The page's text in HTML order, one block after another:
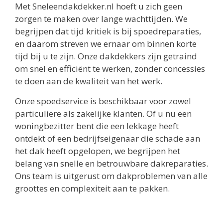
Met Sneleendakdekker.nl hoeft u zich geen
zorgen te maken over lange wachttijden. We
begrijpen dat tijd kritiek is bij spoedreparaties,
en daarom streven we ernaar om binnen korte
tijd bij u te zijn. Onze dakdekkers zijn getraind
om snel en efficiënt te werken, zonder concessies
te doen aan de kwaliteit van het werk.
Onze spoedservice is beschikbaar voor zowel
particuliere als zakelijke klanten. Of u nu een
woningbezitter bent die een lekkage heeft
ontdekt of een bedrijfseigenaar die schade aan
het dak heeft opgelopen, we begrijpen het
belang van snelle en betrouwbare dakreparaties.
Ons team is uitgerust om dakproblemen van alle
groottes en complexiteit aan te pakken.